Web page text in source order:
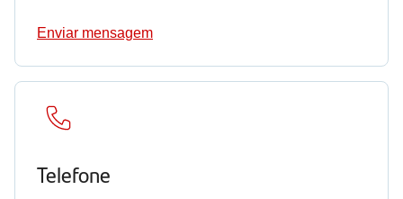
Enviar mensagem
Telefone